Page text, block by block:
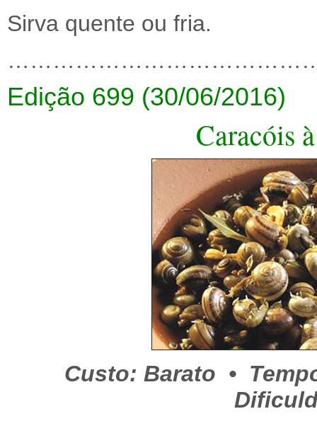
Sirva quente ou fria.
Edição 699 (30/06/2016)
Caracóis
Custo: Barato •